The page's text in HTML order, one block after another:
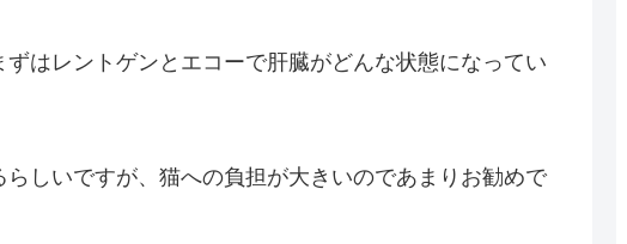
はレントゲンとエコーで肝臓がどんな状態になってい
しいですが、猫への負担が大きいのであまりお勧めで